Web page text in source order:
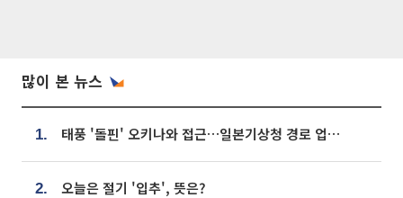
많이 본 뉴스
1. 태풍 '돌핀' 오키나와 접근…일본기상청 경로 업데이트
2. 오늘은 절기 '입추', 뜻은?